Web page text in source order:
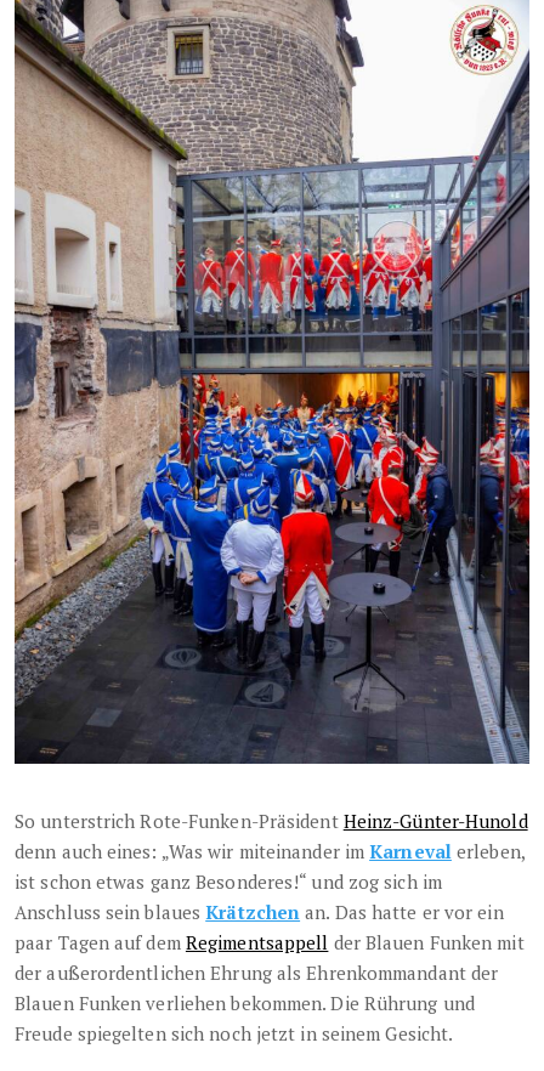
So unterstrich Rote-Funken-Präsident Heinz-Günter-Hunold
denn auch eines: „Was wir miteinander imKarnevalerleben,
ist schon etwas ganz Besonderes!“ und zog sich im
Anschluss sein blauesKrätzchen an. Das hatte er vor ein
paar Tagen auf dem Regimentsappell der Blauen Funken mit
der außerordentlichen Ehrung als Ehrenkommandant der
Blauen Funken verliehen bekommen. Die Rührung und
Freude spiegelten sich noch jetzt in seinem Gesicht.